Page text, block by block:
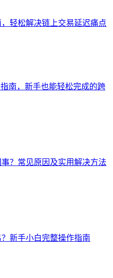
轻松解决链上交易延迟痛点
南，新手也能轻松完成的跨
？常见原因及实用解决方法
新手小白完整操作指南